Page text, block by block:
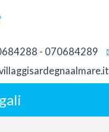
- 070684289